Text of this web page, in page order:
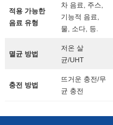
적용 가능한
음료 유형
차 음료, 주스,
기능적 음료,
물, 소다, 등.
멸균 방법
저온 살
균/UHT
충전 방법
뜨거운 충전/무
균 충전